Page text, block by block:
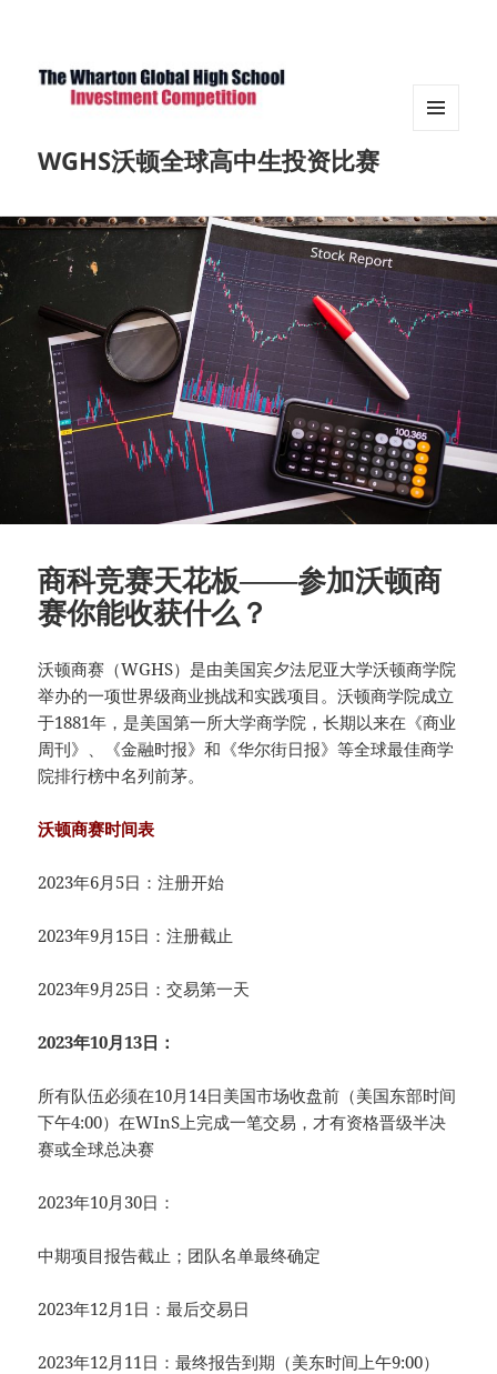
WGHS沃顿全球高中生投资比赛
商科竞赛天花板——参加沃顿商
赛你能收获什么？
沃顿商赛（WGHS）是由美国宾夕法尼亚大学沃顿商学院
举办的一项世界级商业挑战和实践项目。沃顿商学院成立
于1881年，是美国第一所大学商学院，长期以来在《商业
周刊》、《金融时报》和《华尔街日报》等全球最佳商学
院排行榜中名列前茅。
沃顿商赛时间表
2023年6月5日：注册开始
2023年9月15日：注册截止
2023年9月25日：交易第一天
2023年10月13日：
所有队伍必须在10月14日美国市场收盘前（美国东部时间
下午4:00）在WInS上完成一笔交易，才有资格晋级半决
赛或全球总决赛
2023年10月30日：
中期项目报告截止；团队名单最终确定
2023年12月1日：最后交易日
2023年12月11日：最终报告到期（美东时间上午9:00）